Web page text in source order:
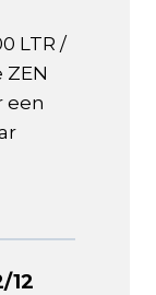
LTR /
een
12